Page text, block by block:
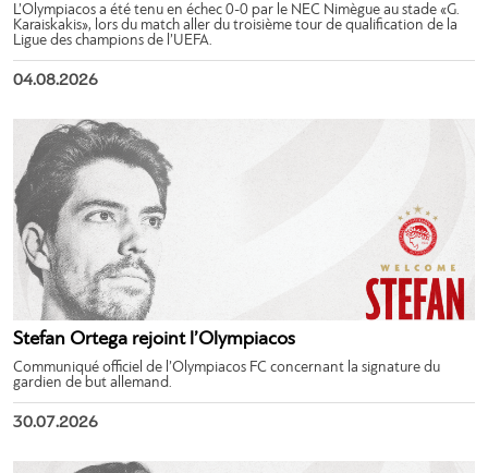
L’Olympiacos a été tenu en échec 0-0 par le NEC Nimègue au stade «G.
Karaiskakis», lors du match aller du troisième tour de qualification de la
Ligue des champions de l’UEFA.
04.08.2026
Stefan Ortega rejoint l’Olympiacos
Communiqué officiel de l’Olympiacos FC concernant la signature du
gardien de but allemand.
30.07.2026